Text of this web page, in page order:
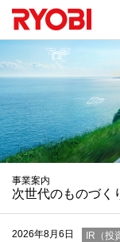
特設サイト
事業案内
次世代のものづく
商品情報
コーポレートメッセージ
リョービ早わかり
2026年8月6日 IR（投